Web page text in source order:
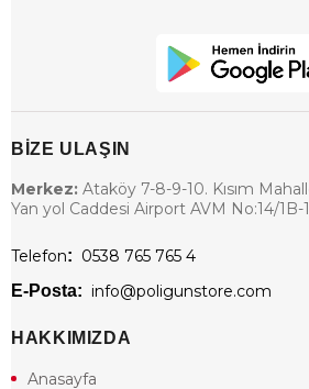
BİZE ULAŞIN
Merkez: Ataköy 7-8-9-10. Kısım
Yan yol Caddesi Airport AVM No:14/1B-
Telefon: 0538 765 765 4
E-Posta: info@poligunstore.com
HAKKIMIZDA
Anasayfa